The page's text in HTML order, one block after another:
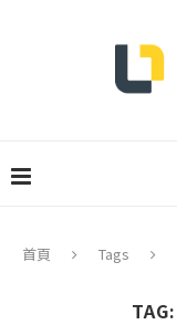
首頁 Tags
TAG: